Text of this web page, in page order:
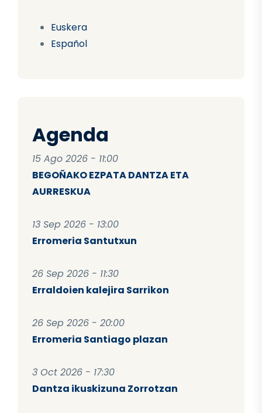
Euskera
Español
Agenda
15 Ago 2026 - 11:00
BEGOÑAKO EZPATA DANTZA ETA
AURRESKUA
13 Sep 2026 - 13:00
Erromeria Santutxun
26 Sep 2026 - 11:30
Erraldoien kalejira Sarrikon
26 Sep 2026 - 20:00
Erromeria Santiago plazan
3 Oct 2026 - 17:30
Dantza ikuskizuna Zorrotzan